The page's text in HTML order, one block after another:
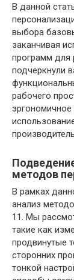
В данной
выбора
заканчивая
программ для
подчеркнули
рабочего
методов
В рамках
анализ
11. Мы
такие как
продвинутые
сторонних
тонкой